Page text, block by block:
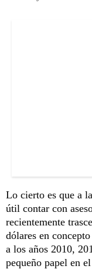
Lo cierto es que a
útil contar con
recientemente
dólares en
a los años 2010,
pequeño papel en